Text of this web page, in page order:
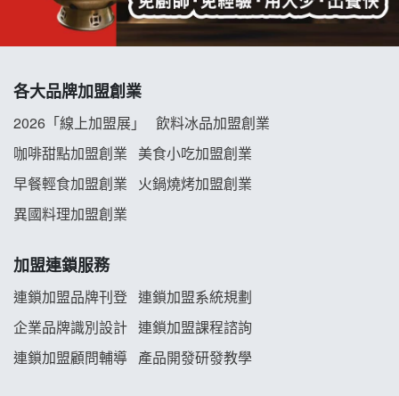
冬城門加盟說明會
龍涎居好湯加盟說明會
舒油頭加盟說明會
義氣豐發雞加盟說明會
Mr.Wish加盟說明會
各大品牌加盟創業
2026「線上加盟展」
飲料冰品加盟創業
咖啡甜點加盟創業
美食小吃加盟創業
早餐輕食加盟創業
火鍋燒烤加盟創業
異國料理加盟創業
加盟連鎖服務
連鎖加盟品牌刊登 連鎖加盟系統規劃
企業品牌識別設計 連鎖加盟課程諮詢
連鎖加盟顧問輔導 產品開發研發教學